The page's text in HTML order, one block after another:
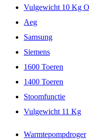
Vulgewicht 10 Kg
Aeg
Samsung
Siemens
1600 Toeren
1400 Toeren
Stoomfunctie
Vulgewicht 11 Kg
Warmtepompdroger